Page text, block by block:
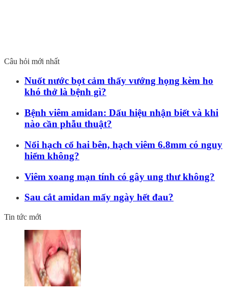
Câu hỏi mới nhất
Nuốt nước bọt cảm thấy vướng họng kèm ho
khó thở là bệnh gì?
Bệnh viêm amidan: Dấu hiệu nhận biết và khi
nào cần phẫu thuật?
Nổi hạch cổ hai bên, hạch viêm 6.8mm có nguy
hiểm không?
Viêm xoang mạn tính có gây ung thư không?
Sau cắt amidan mấy ngày hết đau?
Tin tức mới